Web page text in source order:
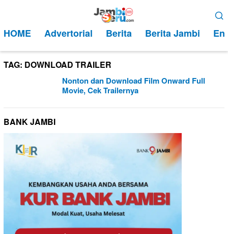
kontenMobile
HOME Advertorial Berita Berita Jambi
TAG: DOWNLOAD TRAILER
Nonton dan Download Film Onward Full
Movie, Cek Trailernya
BANK JAMBI